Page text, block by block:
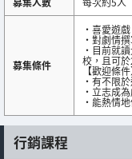
募集條件
・喜愛遊戲
・對劇情
・目前就
校，且可
【歡迎條件
・有不限
・立志成
・能熱情
行銷課程